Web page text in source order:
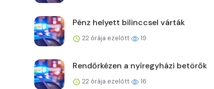
Pénz helyett bilinccsel várták
22 órája ezelőtt 19
Rendőrkézen a nyíregyházi betörők
22 órája ezelőtt 16